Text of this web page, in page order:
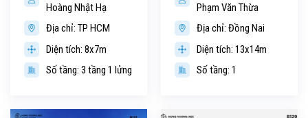
Hoàng Nhật Hạ
Địa chỉ: TP HCM
Diện tích: 8x7m
Số tầng: 3 tầng 1 lửng
Phạm Văn Thừa
Địa chỉ: Đồng Nai
Diện tích: 13x14m
Số tầng: 1